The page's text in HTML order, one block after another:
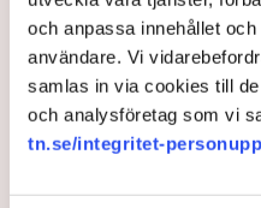
och anpassa innehållet
användare. Vi
samlas in via cookies till
och analysföretag som vi
tn.se/integritet-
AI-sammanfattning
Norrköpings nya
uteservering.
stödben tas bort.